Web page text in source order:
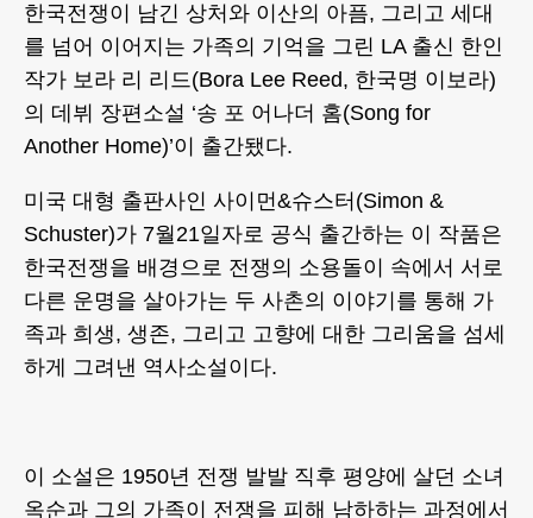
한국전쟁이 남긴 상처와 이산의 아픔, 그리고 세대
를 넘어 이어지는 가족의 기억을 그린 LA 출신 한인
작가 보라 리 리드(Bora Lee Reed, 한국명 이보라)
의 데뷔 장편소설 ‘송 포 어나더 홈(Song for
Another Home)’이 출간됐다.
미국 대형 출판사인 사이먼&슈스터(Simon &
Schuster)가 7월21일자로 공식 출간하는 이 작품은
한국전쟁을 배경으로 전쟁의 소용돌이 속에서 서로
다른 운명을 살아가는 두 사촌의 이야기를 통해 가
족과 희생, 생존, 그리고 고향에 대한 그리움을 섬세
하게 그려낸 역사소설이다.
이 소설은 1950년 전쟁 발발 직후 평양에 살던 소녀
옥순과 그의 가족이 전쟁을 피해 남하하는 과정에서